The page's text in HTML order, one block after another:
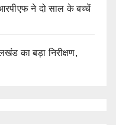
ने दो साल के बच्चें
का बड़ा निरीक्षण,